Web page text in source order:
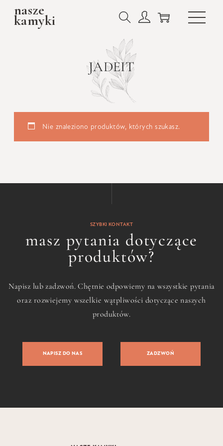
nasze
kamyki
JADEIT
Nie znaleziono produktów, których szukasz.
SZYBKI KONTAKT
masz pytania dotyczące
produktów?
Napisz lub zadzwoń. Chętnie odpowiemy na wszystkie pytania
oraz rozwiejemy wszelkie wątpliwości dotyczące naszych
produktów.
NAPISZ DO NAS ZADZWOŃ